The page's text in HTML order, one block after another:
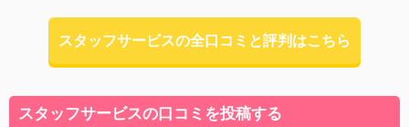
スタッフサービスの全口コミと評判はこちら
スタッフサービスの口コミを投稿する